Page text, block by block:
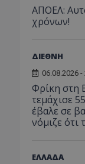
ΑΠΟΕΛ:
χρόνων!
ΔΙΕΘΝΗ
06.08.2026 -
Φρίκη στη
τεμάχισε
έβαλε σε
νόμιζε ότι
ΕΛΛΑΔΑ